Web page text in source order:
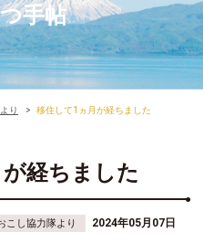
手帖
り 移住して1ヵ月が経ちました
経ちました
こし協力隊より 2024年05月07日